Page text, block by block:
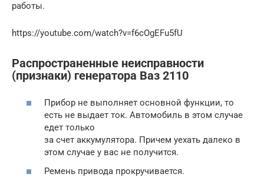
работы.
https://youtube.com/watch?v=f6cOgEFu5fU
Распространенные неисправности
(признаки) генератора Ваз 2110
Прибор не выполняет основной функции, то
есть не выдает ток. Автомобиль в этом случае
едет только
за счет аккумулятора. Причем уехать далеко в
этом случае у вас не получится.
Ремень привода прокручивается.